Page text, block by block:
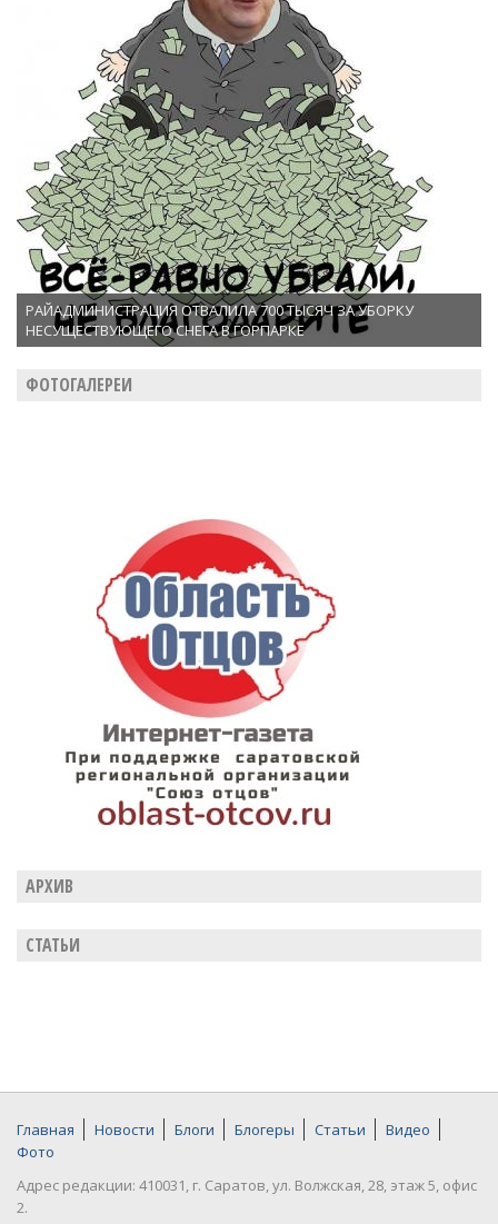
РАЙАДМИНИСТРАЦИЯ ОТВАЛИЛА 700 ТЫСЯЧ ЗА УБОРКУ
НЕСУЩЕСТВУЮЩЕГО СНЕГА В ГОРПАРКЕ
ФОТОГАЛЕРЕИ
АРХИВ
СТАТЬИ
Главная Новости Блоги Блогеры Статьи
Видео
Фото
Адрес редакции: 410031, г. Саратов, ул. Волжская, 28, этаж 5, офис
2.